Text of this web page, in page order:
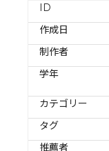
ID
作成日
制作者
学年
カテゴリー
タグ
推薦者